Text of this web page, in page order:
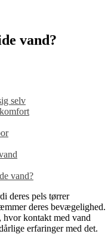
vand?
selv
vand?
deres pels tørrer
deres bevægelighed.
hvor kontakt med vand
erfaringer med det.